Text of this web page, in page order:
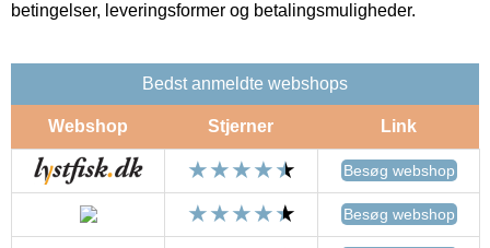
betingelser, leveringsformer og betalingsmuligheder.
Bedst anmeldte webshops
Webshop Stjerner Link
Besøg webshop
Besøg webshop